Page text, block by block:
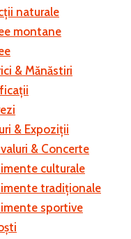
naturale
montane
& Mănăstiri
& Expoziții
& Concerte
culturale
tradiționale
sportive